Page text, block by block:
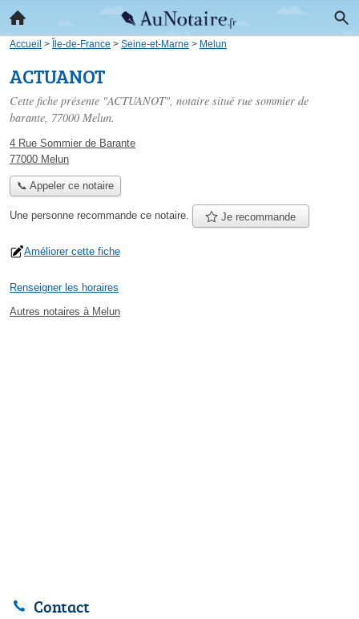
Accueil > Île-de-France > Seine-et-Marne > Melun
ACTUANOT
Cette fiche présente "ACTUANOT", notaire situé rue sommier de
barante, 77000 Melun.
4 Rue Sommier de Barante
77000 Melun
📞 Appeler ce notaire
Une personne recommande ce notaire. Je recommande
Améliorer cette fiche
Renseigner les horaires
Autres notaires à Melun
Contact